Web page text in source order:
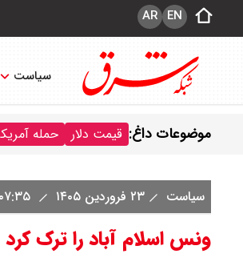
EN
AR
سیاست
موضوعات داغ: قیمت دلار حمله
سیاست ۲۳ فروردین ۱۴۰۵
ونس اسلام آباد را ترک کرد